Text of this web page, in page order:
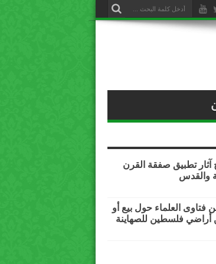
آثار تطبيق صفقة القرن
والقدس
العلماء حول بيع أو
أراضي فلسطين للصهاينة